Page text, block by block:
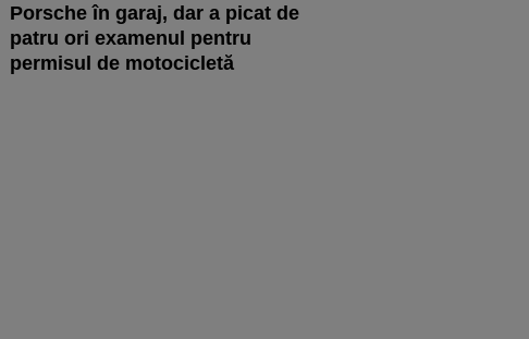
Porsche în garaj, dar a picat de
patru ori examenul pentru
permisul de motocicletă